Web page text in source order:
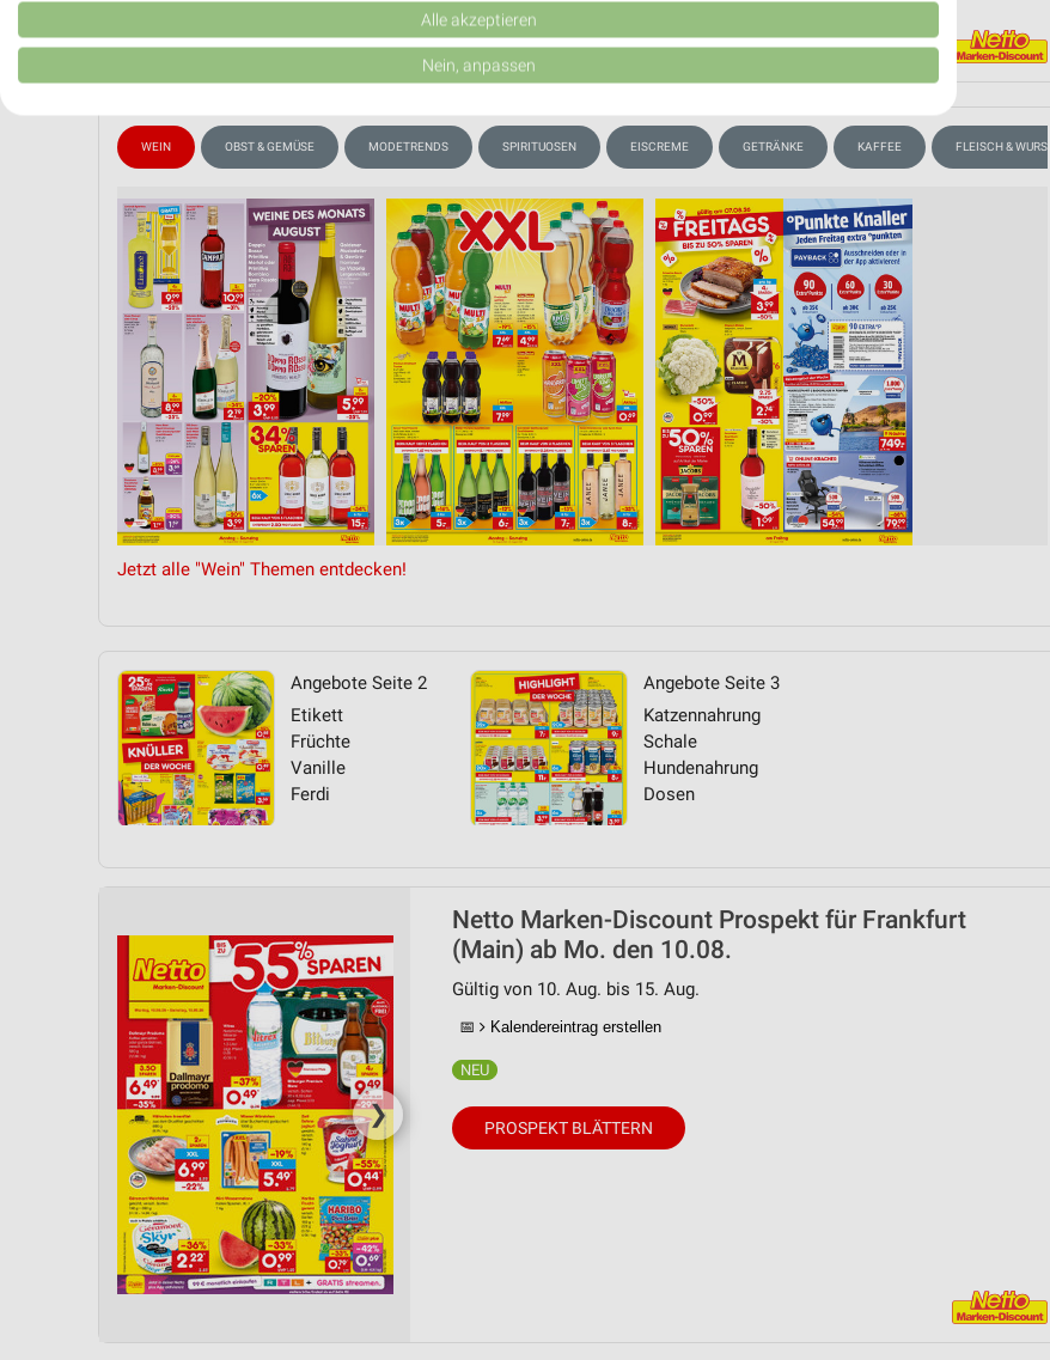
WEIN OBST & GEMÜSE MODETRENDS SPIRITUOSEN EISCREME GETRÄNKE KAFFEE FLEISCH & WURST
Jetzt alle "Wein" Themen entdecken!
Angebote Seite 2
Etikett
Früchte
Vanille
Ferdi
Angebote Seite 3
Katzennahrung
Schale
Hundenahrung
Dosen
❯
Netto Marken-Discount Prospekt für Frankfurt
(Main) ab Mo. den 10.08.
Gültig von 10. Aug. bis 15. Aug.
📅 Kalendereintrag erstellen
PROSPEKT BLÄTTERN
Verwendung reduzierter Daten zur Auswahl von Werbeanzeigen
Erstellung von Profilen für personalisierte Werbung
Erstellung von Profilen zur Personalisierung von Inhalten
Verwendung von Profilen zur Auswahl personalisierter Inhalte
Messung der Werbeleistung
Messung der Performance von Inhalten
Analyse von Zielgruppen durch Statistiken oder Kombinationen von Daten aus verschiedenen
Entwicklung und Verbesserung der Angebote
Verwendung reduzierter Daten zur Auswahl von Inhalten
IAB-Besonderheiten:
Verwendung genauer Standortdaten
Notwendig
Performance
Alle akzeptieren
Nein, anpassen